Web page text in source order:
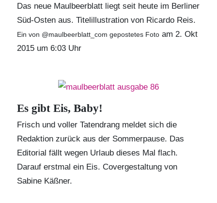
Das neue Maulbeerblatt liegt seit heute im Berliner
Süd-Osten aus. Titelillustration von Ricardo Reis.
Ein von @maulbeerblatt_com gepostetes Foto am 2. Okt
2015 um 6:03 Uhr
Es gibt Eis, Baby!
Frisch und voller Tatendrang meldet sich die
Redaktion zurück aus der Sommerpause. Das
Editorial fällt wegen Urlaub dieses Mal flach.
Darauf erstmal ein Eis. Covergestaltung von
Sabine Käßner.